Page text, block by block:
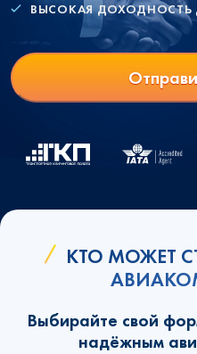
ВЫСОКАЯ ДОХОДНОСТЬ
КТО МОЖЕТ
Выбирайте свой
надёжным